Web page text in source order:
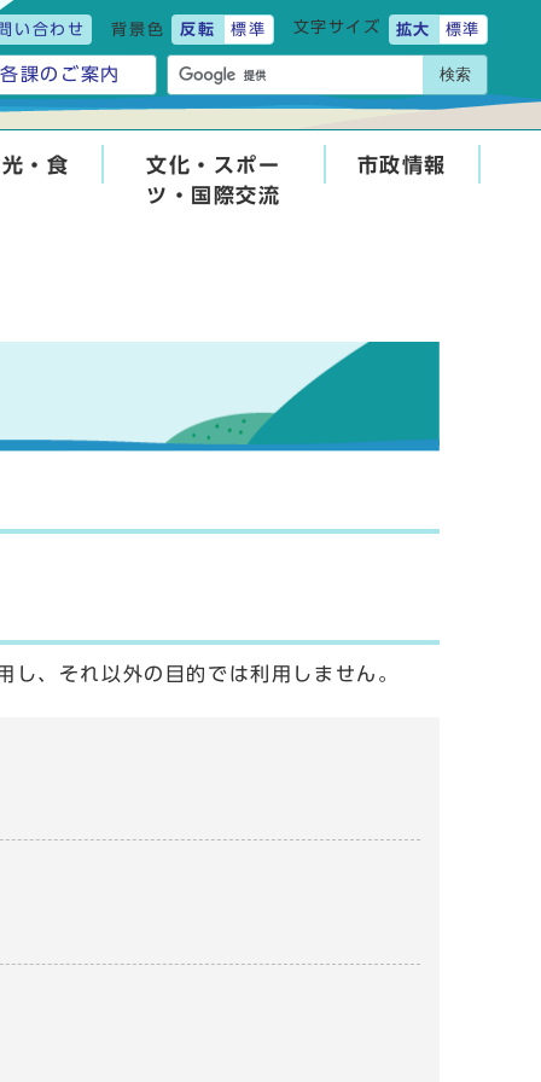
い合わせ 背景色 反転 標準 文字サイズ 拡大 標準
各課のご案内 検索
・食
文化・スポー
ツ・国際交流
市政情報
、それ以外の目的では利用しません。